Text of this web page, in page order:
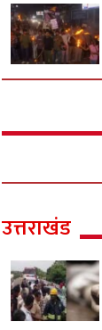
उत्तराखंड